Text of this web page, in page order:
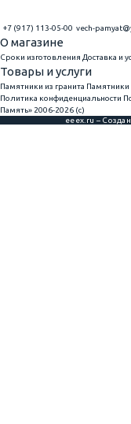
+7 (917) 113-05-00 vech-
О магазине
Сроки изготовления Доставка и
Товары и услуги
Памятники из гранита
Политика конфиденциальности
Память» 2006-2026 (с)
eeex.ru –